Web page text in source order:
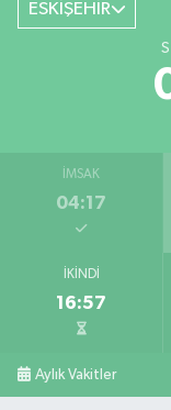
ESKİŞEHİR
İMSAK
04:17
İKINDI
16:57
Aylık Vakitler